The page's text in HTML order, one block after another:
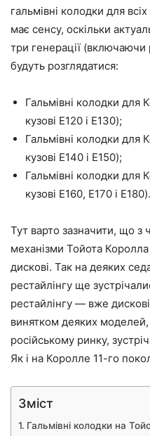
гальмівні колодки для
має сенсу, оскільки
три генерації (включаючи
будуть розглядатися:
Гальмівні колодки для
кузові E120 і E130);
Гальмівні колодки для
кузові E140 і E150);
Гальмівні колодки для
кузові E160, E170 і E180).
Тут варто зазначити, що з
механізми Тойота
дискові. Так на деяких
рестайлінгу ще
рестайлінгу — вже
винятком деяких
російському ринку,
Як і на Королле 11-го
Зміст
Гальмівні колодки на